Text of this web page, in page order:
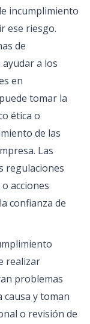
incumplimiento
ese riesgo.
de
a los
en
tomar la
ética o
de las
Las
regulaciones
acciones
confianza de
realizar
problemas
y toman
o revisión de